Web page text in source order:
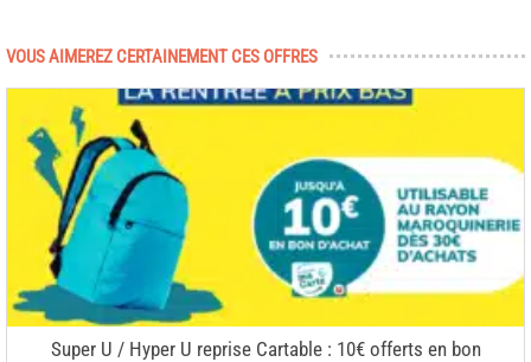
VOUS AIMEREZ CERTAINEMENT CES OFFRES
Super U / Hyper U reprise Cartable : 10€ offerts en bon